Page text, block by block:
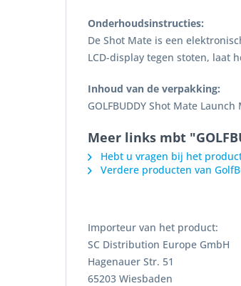
Onderhoudsinstructies:
De Shot Mate is een
LCD-display tegen stoten, laat
Inhoud van de verpakking:
GOLFBUDDY Shot Mate
Meer links mbt
Hebt u vragen bij het
Verdere producten van
Importeur van het product:
SC Distribution Europe GmbH
Hagenauer Str. 51
65203 Wiesbaden